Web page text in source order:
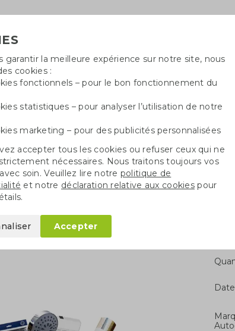
Besoin
en coton
Boîte d'économie d'énergie grande gaz et eau
grande gaz
garantir la meilleure expérience sur notre site, nous
cookies :
fonctionnels – pour le bon fonctionnement du
statistiques – pour analyser l’utilisation de notre
marketing – pour des publicités personnalisées
accepter tous les cookies ou refuser ceux qui ne
nécessaires. Nous traitons toujours vos
soin. Veuillez lire notre politique de
et notre déclaration relative aux cookiespour
Accepter